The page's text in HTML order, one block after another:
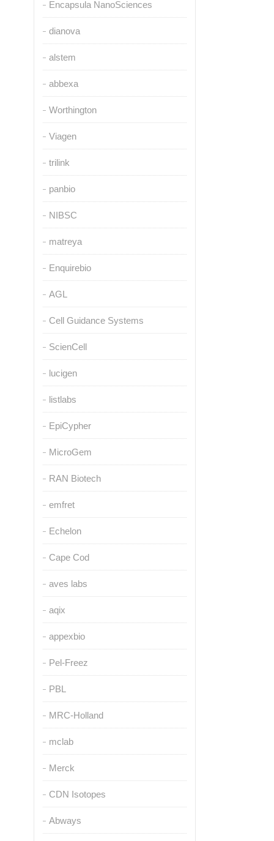
Encapsula NanoSciences
dianova
alstem
abbexa
Worthington
Viagen
trilink
panbio
NIBSC
matreya
Enquirebio
AGL
Cell Guidance Systems
ScienCell
lucigen
listlabs
EpiCypher
MicroGem
RAN Biotech
emfret
Echelon
Cape Cod
aves labs
aqix
appexbio
Pel-Freez
PBL
MRC-Holland
mclab
Merck
CDN Isotopes
Abways